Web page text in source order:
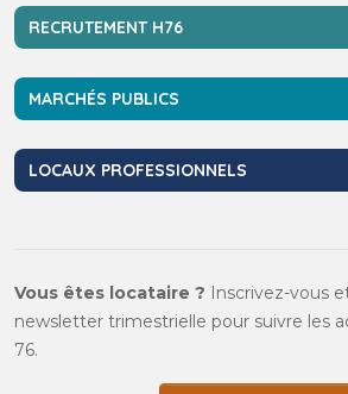
RECRUTEMENT H76
MARCHÉS PUBLICS
LOCAUX PROFESSIONNELS
Vous êtes locataire ? Inscrivez-vous
newsletter trimestrielle pour suivre les
76.